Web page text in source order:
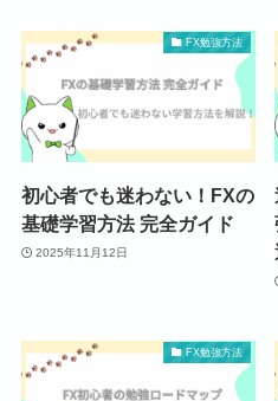
FX勉強方法
初心者でも迷わない！FXの
基礎学習方法 完全ガイド
2025年11月12日
FX勉強方法